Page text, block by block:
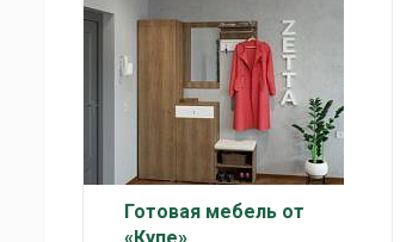
Готовая мебель от